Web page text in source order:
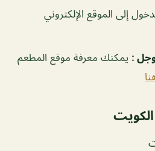
إلى الموقع الإلكتروني
: يمكنك معرفة موقع المطعم
الكويت